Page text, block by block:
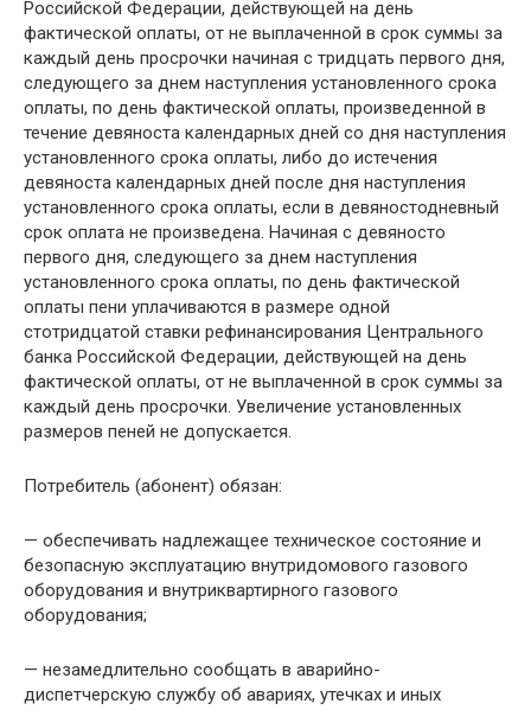
Российской Федерации, действующей на день
фактической оплаты, от не выплаченной в срок суммы за
каждый день просрочки начиная с тридцать первого дня,
следующего за днем наступления установленного срока
оплаты, по день фактической оплаты, произведенной в
течение девяноста календарных дней со дня наступления
установленного срока оплаты, либо до истечения
девяноста календарных дней после дня наступления
установленного срока оплаты, если в девяностодневный
срок оплата не произведена. Начиная с девяносто
первого дня, следующего за днем наступления
установленного срока оплаты, по день фактической
оплаты пени уплачиваются в размере одной
стотридцатой ставки рефинансирования Центрального
банка Российской Федерации, действующей на день
фактической оплаты, от не выплаченной в срок суммы за
каждый день просрочки. Увеличение установленных
размеров пеней не допускается.
Потребитель (абонент) обязан:
— обеспечивать надлежащее техническое состояние и
безопасную эксплуатацию внутридомового газового
оборудования и внутриквартирного газового
оборудования;
— незамедлительно сообщать в аварийно-
диспетчерскую службу об авариях, утечках и иных